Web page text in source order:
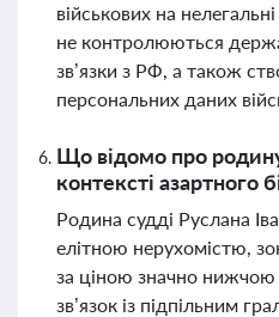
військових на
не контролюються
зв’язки з РФ, а також
персональних даних
Що відомо про
контексті азартного
Родина судді Руслана
елітною нерухомістю,
за ціною значно нижчою
зв’язок із підпільним